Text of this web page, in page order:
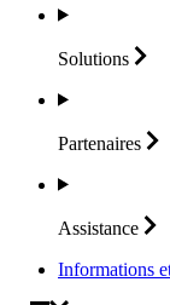
Solutions
Partenaires
Assistance
Informations